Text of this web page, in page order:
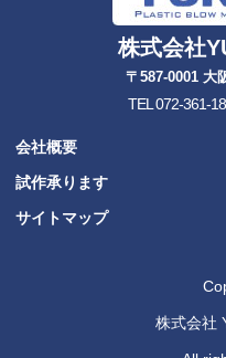
株式会社
〒587-0001 大
TEL 072-361-
会社概要
試作承ります
サイトマップ
株式会社